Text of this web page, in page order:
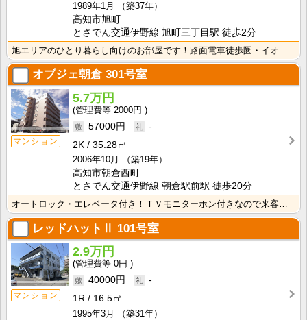
1989年1月
（築37年）
高知市旭町
とさでん交通伊野線 旭町三丁目駅 徒歩2分
オブジェ朝倉301号室
マンション
5.7万円
2000円
57000円
-
2K
35.28㎡
2006年10月
（築19年）
高知市朝倉西町
とさでん交通伊野線 朝倉駅前駅 徒歩20分
レッドハットⅡ 101号室
マンション
2.9万円
0円
40000円
-
1R
16.5㎡
1995年3月
（築31年）